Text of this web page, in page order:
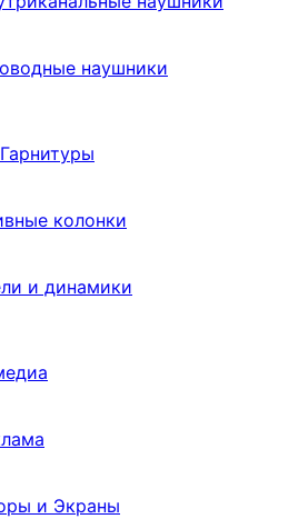
наушники
колонки
и динамики
и Экраны